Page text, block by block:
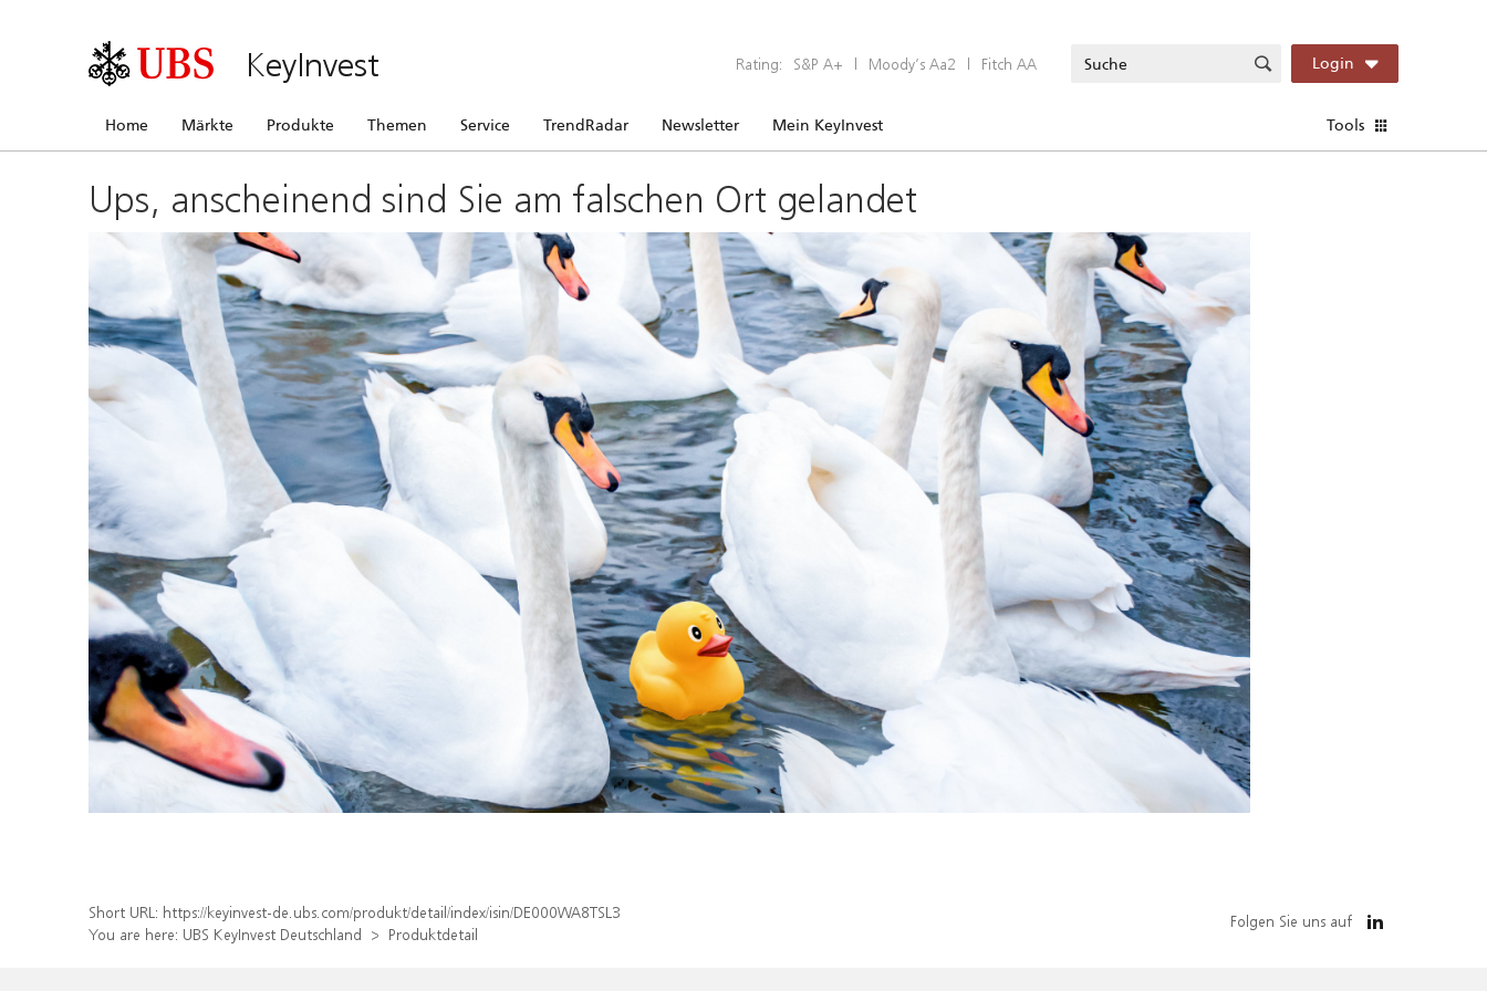
KeyInvest Rating: S&P A+ | Moody’s Aa2 | Fitch AA Login
Home Märkte Produkte Themen Service TrendRadar Newsletter Mein KeyInvest Tools
Ups, anscheinend sind Sie am falschen Ort gelandet
Short URL: https://keyinvest-de.ubs.com/produkt/detail/index/isin/DE000WA8TSL3
You are here: UBS KeyInvest Deutschland Produktdetail
Folgen Sie uns auf